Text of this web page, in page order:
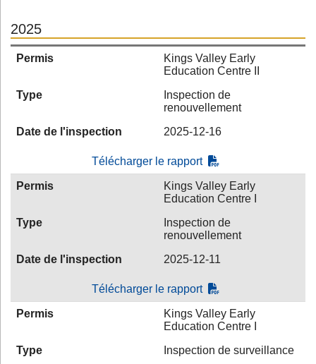
2025
Permis
Kings Valley Early
Education Centre II
Type
Inspection de
renouvellement
Date de l'inspection
2025-12-16
Télécharger le rapport
Permis
Kings Valley Early
Education Centre I
Type
Inspection de
renouvellement
Date de l'inspection
2025-12-11
Télécharger le rapport
Permis
Kings Valley Early
Education Centre I
Type
Inspection de surveillance